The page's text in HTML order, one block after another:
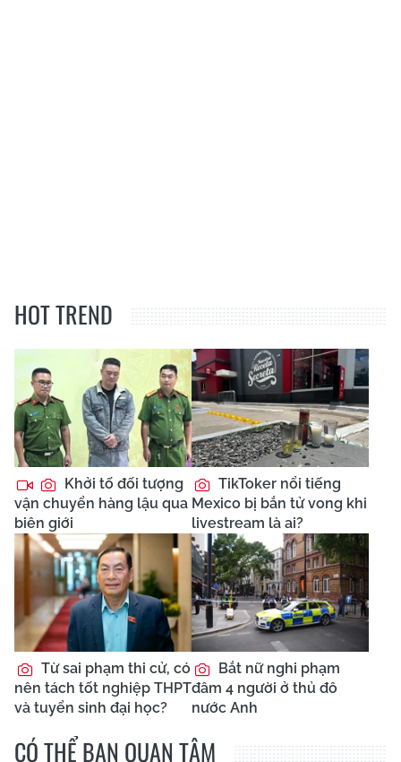
HOT TREND
Khởi tố đối tượng
vận chuyển hàng lậu qua
biên giới
TikToker nổi tiếng
Mexico bị bắn tử vong khi
livestream là ai?
Từ sai phạm thi cử, có
nên tách tốt nghiệp THPT
và tuyển sinh đại học?
Bắt nữ nghi phạm
đâm 4 người ở thủ đô
nước Anh
CÓ THỂ BẠN QUAN TÂM